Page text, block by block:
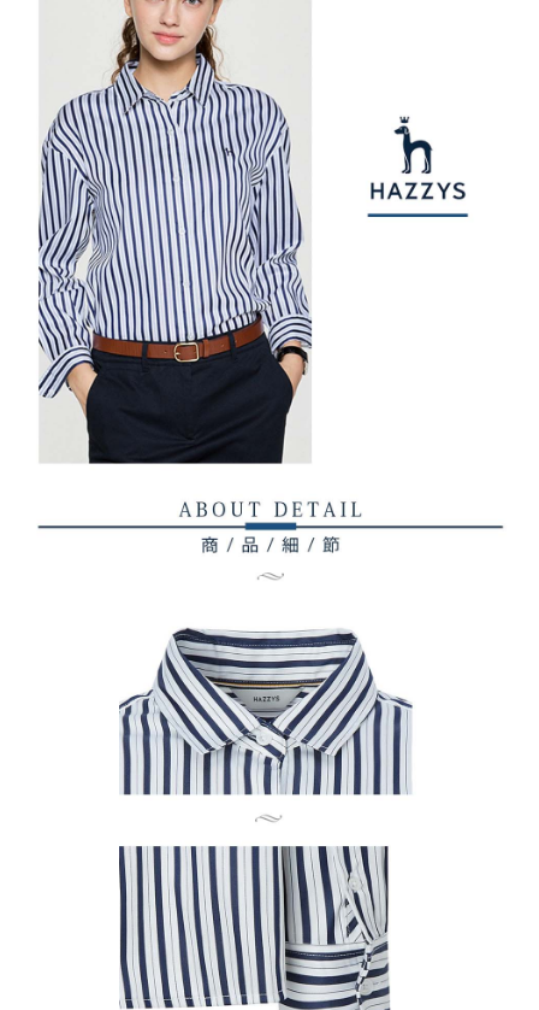
３．未成年的使用者請事先徵得法定代理人或監護人之同意方可使用
「AFTEE先享後付」，若未經同意申辦者引起之損失，本公司不負相關責
４．使用「AFTEE先享後付」時，將依據個別帳號之用戶狀況，依本公司即
時審查核予不同之上限額度；若仍有額度不足之情形，本公司將視審查結果
請求用戶進行身份認證。
５．嚴禁一人註冊多個帳號或使用他人資訊註冊。若發現惡意使用之情形，
恩沛科技股份有限公司將有權停止該用戶之使用額度並採取法律行動。
離島宅配
免運費